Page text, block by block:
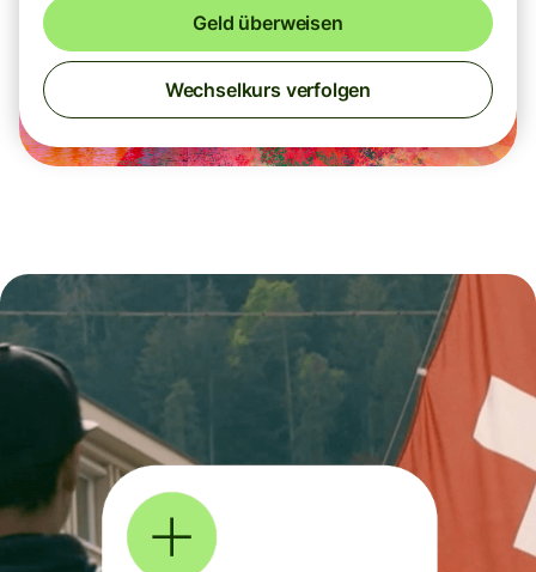
Geld überweisen
Wechselkurs verfolgen